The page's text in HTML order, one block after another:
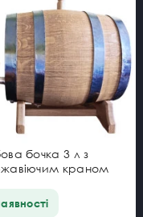
бочка 3 л з
краном